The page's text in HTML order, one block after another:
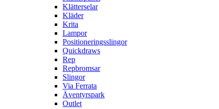
Klätterselar
Kläder
Krita
Lampor
Positioneringsslingor
Quickdraws
Rep
Repbromsar
Slingor
Via Ferrata
Äventyrspark
Outlet